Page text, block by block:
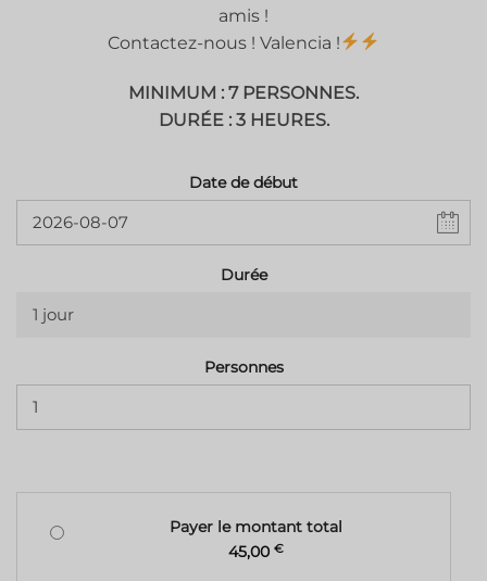
amis !
Contactez-nous ! Valencia !
MINIMUM : 7 PERSONNES.
DURÉE : 3 HEURES.
Date de début
Durée
1 jour
Personnes
Payer le montant total
45,00 €